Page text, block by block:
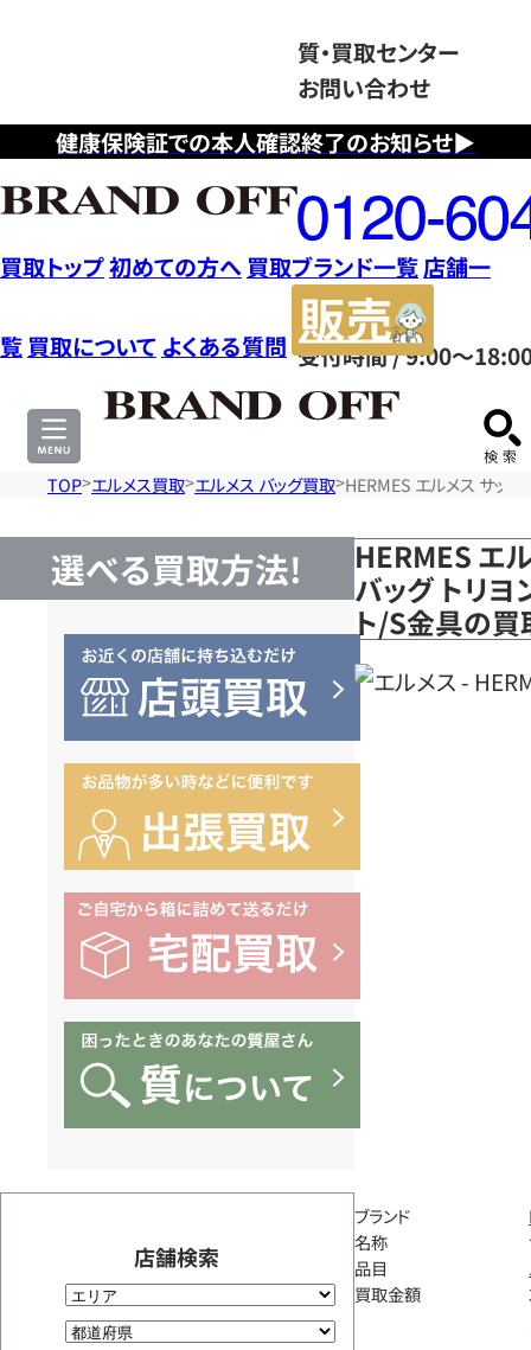
健康保険証での本人確認終了のお知らせ▶
質・買取センター
お問い合わせ
フ
リ
ー
ダ
イ
ヤ
ル
0120604117
受付時間 / 9:00～
買取トップ初めての方へ 買取ブランド一覧店舗一
覧 買取について よくある質問
サ
TOP エルメス買取 エルメス バッグ買取 HERMES エルメス サッ
選べる買取方法!
店舗検索
HERMES エ
バッグ トリヨ
ト/S金具の
ブランド
名称
品目
買取金額